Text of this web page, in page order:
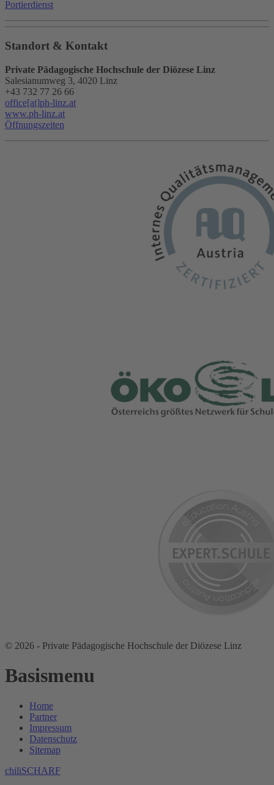
Portierdienst
Standort & Kontakt
Private Pädagogische Hochschule der Diözese Linz
Salesianumweg 3, 4020 Linz
+43 732 77 26 66
office[at]ph-linz.at
www.ph-linz.at
Öffnungszeiten
© 2026 - Private Pädagogische Hochschule der Diözese Linz
Basismenu
Home
Partner
Impressum
Datenschutz
Sitemap
chiliSCHARF